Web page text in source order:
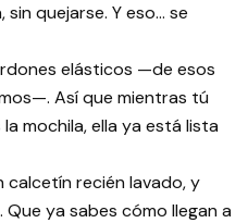
sin quejarse. Y eso… se
elásticos —de esos
Así que mientras tú
mochila, ella ya está lista
calcetín recién lavado, y
ya sabes cómo llegan a